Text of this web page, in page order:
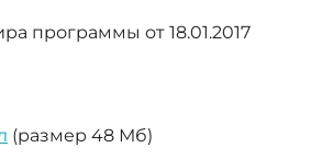
программы от 18.01.2017
(размер 48 Мб)